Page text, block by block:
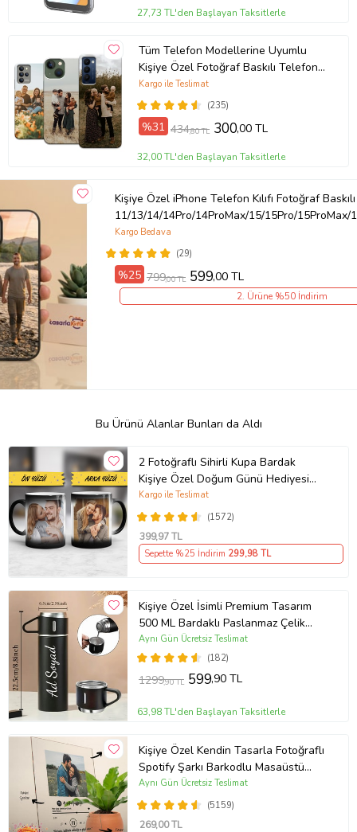
27,73 TL'den Başlayan Taksitlerle
Tüm Telefon Modellerine Uyumlu
Kişiye Özel Fotoğraf Baskılı Telefon
Kılıfı
(235)
Kargo ile Teslimat
%31 434,80 TL 300,00 TL
32,00 TL'den Başlayan Taksitlerle
Kişiye Özel iPhone Telefon Kılıfı Fotoğraf Baskılı
11/13/14/14Pro/14ProMax/15/15Pro/
(29)
Kargo Bedava
%25 799,00 TL 599,00 TL
2. Ürüne %50 İndirim
Bu Ürünü Alanlar Bunları da Aldı
2 Fotoğraflı Sihirli Kupa Bardak
Kişiye Özel Doğum Günü Hediyesi
Sevgiliye Hediye Anneye Babaya
Ablaya Abiye Kız Erkek Kardeşe
Arkadaşa Resimli Günü Yıl Dönümü
Hediyesi
(1572)
Kargo ile Teslimat
399,97 TL
Sepette %25 İndirim 299,98 TL
Kişiye Özel İsimli Premium Tasarım
500 ML Bardaklı Paslanmaz Çelik
Siyah Termos
(182)
Aynı Gün Ücretsiz Teslimat
1299,90 TL 599,90 TL
63,98 TL'den Başlayan Taksitlerle
Kişiye Özel Kendin Tasarla Fotoğraflı
Spotify Şarkı Barkodlu Masaüstü
Plak Fotoğraf Çerçevesi
(5159)
Aynı Gün Ücretsiz Teslimat
269,00 TL